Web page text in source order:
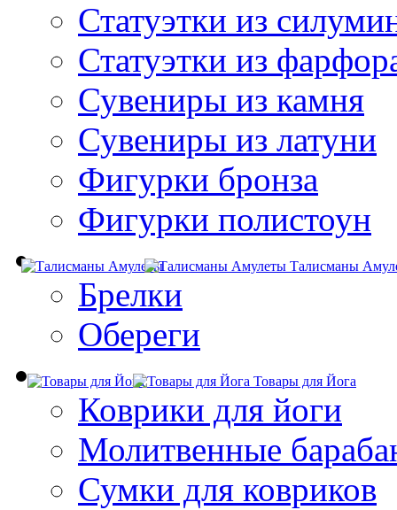
Статуэтки из
Статуэтки из
Сувениры из камня
Сувениры из латуни
Фигурки бронза
Фигурки полистоун
Талисманы
Брелки
Обереги
Товары для Йога
Коврики для йоги
Молитвенные
Сумки для ковриков